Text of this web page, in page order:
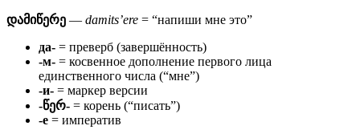
დამიწერე — damits’ere = “напиши мне это”
да- = преверб (завершённость)
-м- = косвенное дополнение первого лица
единственного числа (“мне”)
-и- = маркер версии
-წერ- = корень (“писать”)
-е = императив